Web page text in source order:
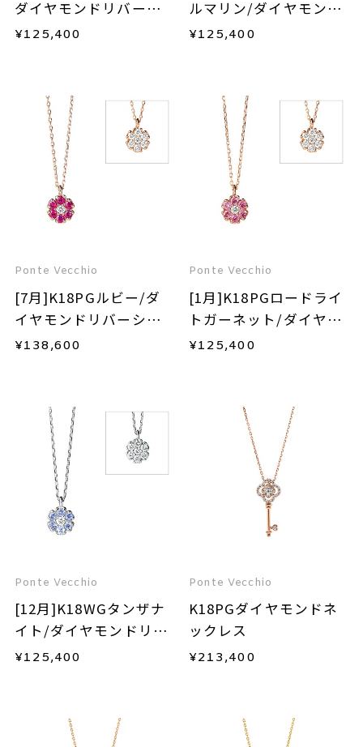
ダイヤモンドリバーシ
ブルネックレス
¥125,400
ルマリン/ダイヤモンド
リバーシブルネックレ
¥125,400
Ponte Vecchio
[7月]K18PGルビー/ダ
イヤモンドリバーシブ
ルネックレス
¥138,600
Ponte Vecchio
[1月]K18PGロードライ
トガーネット/ダイヤモ
ンドリバーシブルネッ
¥125,400
Ponte Vecchio
[12月]K18WGタンザナ
イト/ダイヤモンドリバ
ーシブルネックレス
¥125,400
Ponte Vecchio
K18PGダイヤモンドネ
ックレス
¥213,400